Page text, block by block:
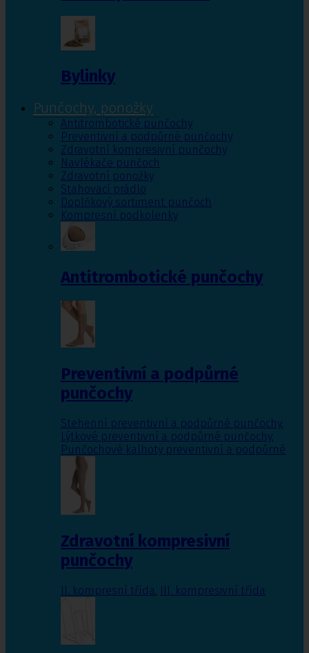
Bylinky
Punčochy, ponožky
Antitrombotické punčochy
Preventivní a podpůrné punčochy
Zdravotní kompresivní punčochy
Navlékače punčoch
Zdravotní ponožky
Stahovací prádlo
Doplňkový sortiment punčoch
Kompresní podkolenky
Antitrombotické punčochy
Preventivní a podpůrné
punčochy
Stehenní preventivní a podpůrné punčochy,
Lýtkové preventivní a podpůrné punčochy,
Punčochové kalhoty preventivní a podpůrné
Zdravotní kompresivní
punčochy
II. kompresní třída III. kompresivní třída